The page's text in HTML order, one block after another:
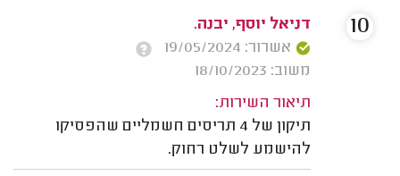
דניאל יוסף, יבנה.
אשרור: 19/05/2024
משוב: 18/10/2023
תיאור השירות:
תיקון של 4 תריסים חשמליים שהפסיקו
להישמע לשלט רחוק.
10